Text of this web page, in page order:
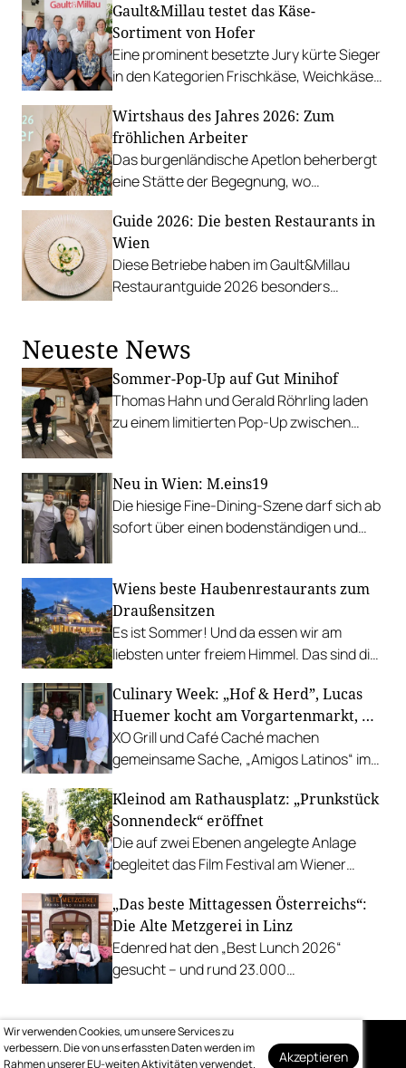
vielseitigsten der Welt.
Gault&Millau testet das Käse-
Sortiment von Hofer
Eine prominent besetzte Jury kürte Sieger
in den Kategorien Frischkäse, Weichkäse
Wirtshaus des Jahres 2026: Zum
fröhlichen Arbeiter
Das burgenländische Apetlon beherbergt
eine Stätte der Begegnung, wo
Wirtshausküche trifft.
Guide 2026: Die besten Restaurants in
Wien
Diese Betriebe haben im Gault&Millau
Restaurantguide 2026 besonders
Neueste News
Sommer-Pop-Up auf Gut Minihof
Thomas Hahn und Gerald Röhrling laden
zu einem limitierten Pop-Up zwischen
Neu in Wien: M.eins19
Die hiesige Fine-Dining-Szene darf sich ab
sofort über einen bodenständigen und
Wiens beste Haubenrestaurants zum
Draußensitzen
Es ist Sommer! Und da essen wir am
liebsten unter freiem Himmel. Das sind die
Gastgarten.
Culinary Week: „Hof & Herd”, Lucas
Huemer kocht am Vorgartenmarkt, …
XO Grill und Café Caché machen
gemeinsame Sache, „Amigos Latinos“ im
Richard Rauch kocht in der Riederalm
u.v.m.
Kleinod am Rathausplatz: „Prunkstück
Sonnendeck“ eröffnet
Die auf zwei Ebenen angelegte Anlage
begleitet das Film Festival am Wiener
mit Cocktails, Snacks und
Veranstaltungsprogramm.
„Das beste Mittagessen Österreichs“:
Die Alte Metzgerei in Linz
Edenred hat den „Best Lunch 2026“
gesucht – und rund 23.000
sich den begehrten Award in die Linzer
Herrenstraße.
Wir verwenden Cookies, um unsere Services zu
verbessern. Die von uns erfassten Daten werden im
Rahmen unserer EU-weiten Aktivitäten verwendet.
Akzeptieren